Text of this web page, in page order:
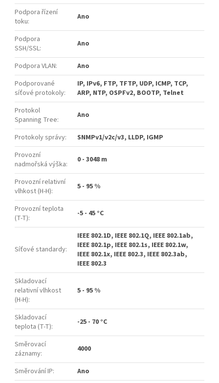
Podpora řízení
toku: Ano
Podpora
SSH/SSL: Ano
Podpora VLAN:
Ano
Podporované
síťové protokoly:
IP, IPv6, FTP, TFTP, UDP, ICMP, TCP,
ARP, NTP, OSPFv2, BOOTP, Telnet
Protokol
Spanning Tree: Ano
Protokoly správy:
SNMPv1/v2c/v3, LLDP, IGMP
Provozní
nadmořská výška: 0 - 3048 m
Provozní relativní
vlhkost (H-H): 5 - 95 %
Provozní teplota
(T-T): -5 - 45 °C
Síťové standardy:
IEEE 802.1D, IEEE 802.1Q, IEEE 802.1ab,
IEEE 802.1p, IEEE 802.1s, IEEE 802.1w,
IEEE 802.1x, IEEE 802.3, IEEE 802.3ab,
IEEE 802.3
Skladovací
relativní vlhkost
(H-H):
5 - 95 %
Skladovací
teplota (T-T): -25 - 70 °C
Směrovací
záznamy: 4000
Směrování IP:
Ano